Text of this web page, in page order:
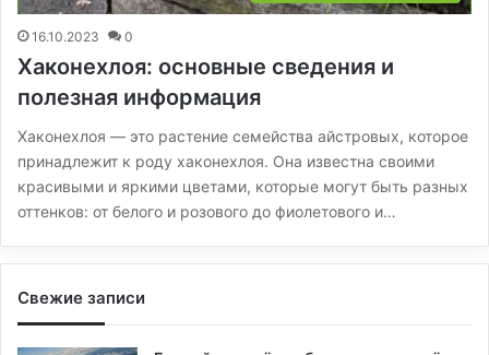
16.10.2023 0
Хаконехлоя: основные сведения и
полезная информация
Хаконехлоя — это растение семейства айстровых, которое
принадлежит к роду хаконехлоя. Она известна своими
красивыми и яркими цветами, которые могут быть разных
оттенков: от белого и розового до фиолетового и…
Свежие записи